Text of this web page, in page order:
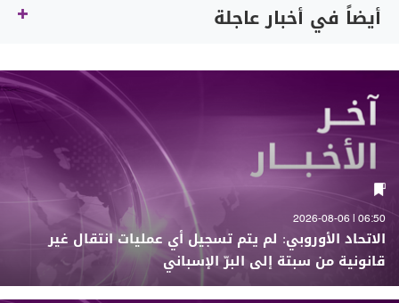
أيضاً في أخبار عاجلة
06:50 | 2026-08-06
الاتحاد الأوروبي: لم يتم تسجيل أي عمليات انتقال غير
قانونية من سبتة إلى البرّ الإسباني